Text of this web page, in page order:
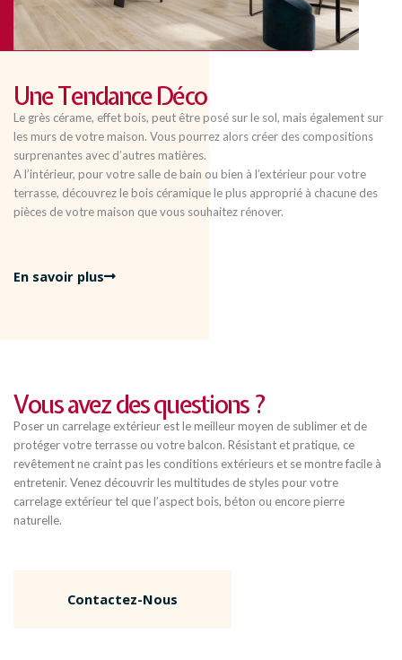
Une Tendance Déco
Le grès cérame, effet bois, peut être posé sur le sol, mais également sur
les murs de votre maison. Vous pourrez alors créer des compositions
surprenantes avec d’autres matières.
A l’intérieur, pour votre salle de bain ou bien à l’extérieur pour votre
terrasse, découvrez le bois céramique le plus approprié à chacune des
pièces de votre maison que vous souhaitez rénover.
En savoir plus
Vous avez des questions ?
Poser un carrelage extérieur est le meilleur moyen de sublimer et de
protéger votre terrasse ou votre balcon. Résistant et pratique, ce
revêtement ne craint pas les conditions extérieurs et se montre facile à
entretenir. Venez découvrir les multitudes de styles pour votre
carrelage extérieur tel que l’aspect bois, béton ou encore pierre
naturelle.
Contactez-Nous